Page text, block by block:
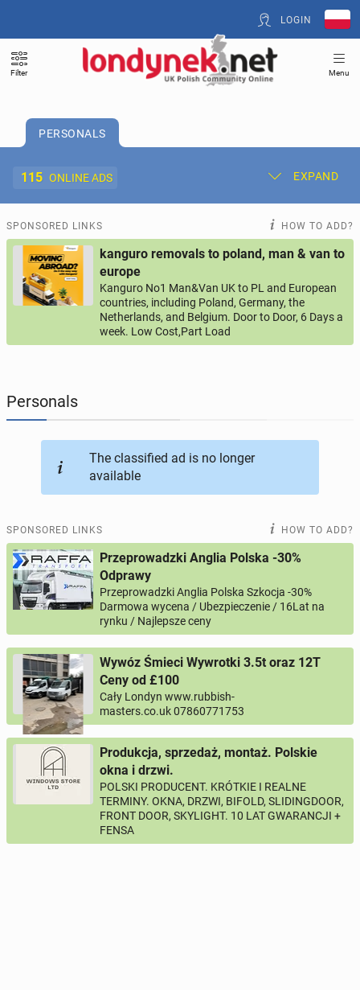
LOGIN
Filter Menu
PERSONALS
115 ONLINE ADS EXPAND
Post New Ad My Ads
Offer and Adverts Price
ACCOMMODATION 262online ads
JOBSEEKERS
AUTOMOTIVE
BUY & SELL 43online ads
PERSONALS
SPONSORED LINKS HOW TO ADD?
kanguro removals to poland, man & van to
europe
Kanguro No1 Man&Van UK to PL and European
countries, including Poland, Germany, the
Netherlands, and Belgium. Door to Door, 6 Days a
week. Low Cost,Part Load
Personals
The classified ad is no longer
available
SPONSORED LINKS HOW TO ADD?
Przeprowadzki Anglia Polska -30%
Odprawy
Przeprowadzki Anglia Polska Szkocja -30%
Darmowa wycena / Ubezpieczenie / 16Lat na
rynku / Najlepsze ceny
Wywóz Śmieci Wywrotki 3.5t oraz 12T
Ceny od £100
Cały Londyn www.rubbish-
masters.co.uk 07860771753
Produkcja, sprzedaż, montaż. Polskie
okna i drzwi.
POLSKI PRODUCENT. KRÓTKIE I REALNE
TERMINY. OKNA, DRZWI, BIFOLD, SLIDINGDOOR,
FRONT DOOR, SKYLIGHT. 10 LAT GWARANCJI +
FENSA